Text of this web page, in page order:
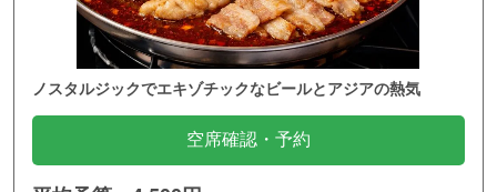
ノスタルジックでエキゾチックなビールとアジアの熱気
空席確認・予約